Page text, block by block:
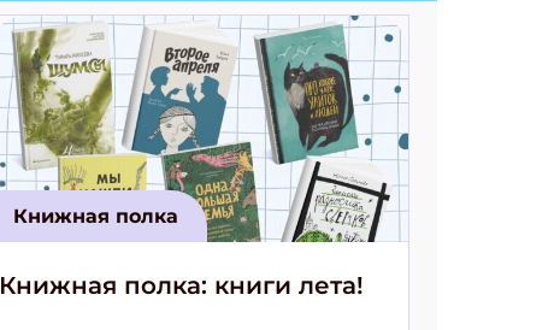
Книжная полка
Книжная полка: книги лета!